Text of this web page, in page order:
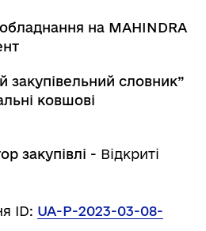
на MAHINDRA
закупівельний словник”
ковшові
закупівлі - Відкриті
ID: UA-P-2023-03-08-